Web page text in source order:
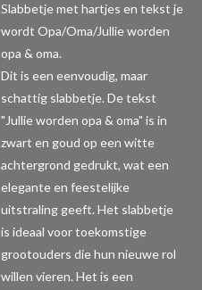
Slabbetje met hartjes en tekst je
wordt Opa/Oma/Jullie worden
opa & oma.
Dit is een eenvoudig, maar
schattig slabbetje. De tekst
"Jullie worden opa & oma" is in
zwart en goud op een witte
achtergrond gedrukt, wat een
elegante en feestelijke
uitstraling geeft. Het slabbetje
is ideaal voor toekomstige
grootouders die hun nieuwe rol
willen vieren. Het is een